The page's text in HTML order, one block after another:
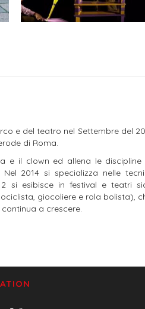
e del teatro nel Settembre del
di Roma.
e il clown ed allena le discipline
2014 si specializza nelle
si esibisce in festival e teatri
giocoliere e rola bolista),
a crescere.